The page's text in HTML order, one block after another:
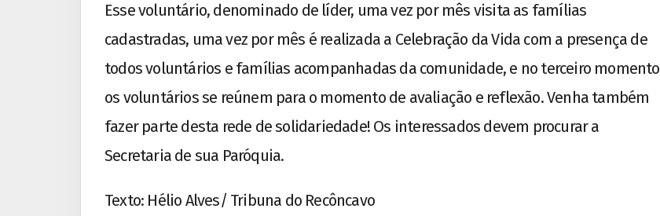
Esse voluntário, denominado de líder, uma vez por mês visita as famílias
cadastradas, uma vez por mês é realizada a Celebração da Vida com a presença de
todos voluntários e famílias acompanhadas da comunidade, e no terceiro momento
os voluntários se reúnem para o momento de avaliação e reflexão. Venha também
fazer parte desta rede de solidariedade! Os interessados devem procurar a
Secretaria de sua Paróquia.
Texto: Hélio Alves/ Tribuna do Recôncavo